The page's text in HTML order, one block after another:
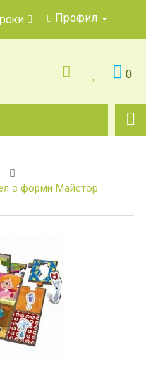
Профил
0
с форми Майстор